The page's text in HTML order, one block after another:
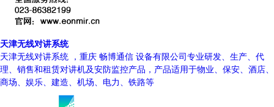
天津无线对讲系统
天津无线对讲系统 ，重庆 畅博通信 设备有限公司专业研发、生产、代
理、销售和租赁对讲机及安防监控产品，产品适用于物业、保安、酒店、
商场、娱乐、建造、机场、电力、铁路等